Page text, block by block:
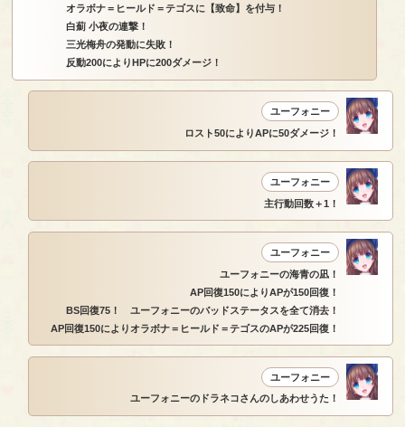
オラボナ＝ヒールド＝テゴスに【致命】を付与！
白薊 小夜の連撃！
三光梅舟の発動に失敗！
反動200によりHPに200ダメージ！
ユーフォニー
ロスト50によりAPに50ダメージ！
ユーフォニー
主行動回数＋1！
ユーフォニー
ユーフォニーの海青の凪！
AP回復150によりAPが150回復！
BS回復75！ ユーフォニーのバッドステータスを全て消去！
AP回復150によりオラボナ＝ヒールド＝テゴスのAPが225回復！
ユーフォニー
ユーフォニーのドラネコさんのしあわせうた！